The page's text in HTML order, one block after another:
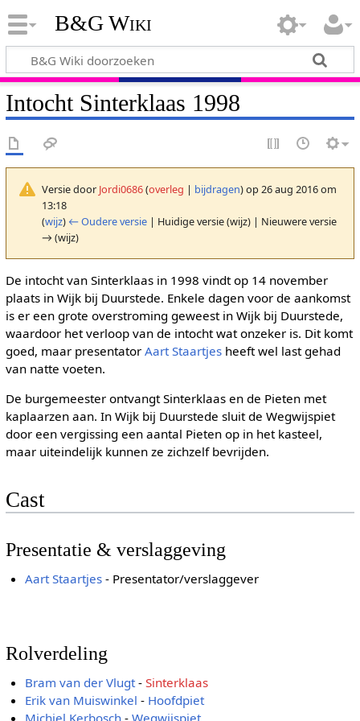
B&G Wiki
Intocht Sinterklaas 1998
Versie door Jordi0686(overleg | bijdragen)op 26 aug 2016 om
13:18
(wijz) ← Oudere versie| Huidige versie (wijz) | Nieuwere versie
→ (wijz)
De intocht van Sinterklaas in 1998 vindt op 14 november
plaats in Wijk bij Duurstede. Enkele dagen voor de aankomst
is er een grote overstroming geweest in Wijk bij Duurstede,
waardoor het verloop van de intocht wat onzeker is. Dit komt
goed, maar presentator Aart Staartjesheeft wel last gehad
van natte voeten.
De burgemeester ontvangt Sinterklaas en de Pieten met
kaplaarzen aan. In Wijk bij Duurstede sluit de Wegwijspiet
door een vergissing een aantal Pieten op in het kasteel,
maar uiteindelijk kunnen ze zichzelf bevrijden.
Cast
Presentatie & verslaggeving
Aart Staartjes - Presentator/verslaggever
Rolverdeling
Bram van der Vlugt -Sinterklaas
Erik van Muiswinkel - Hoofdpiet
Michiel Kerbosch -Wegwijspiet